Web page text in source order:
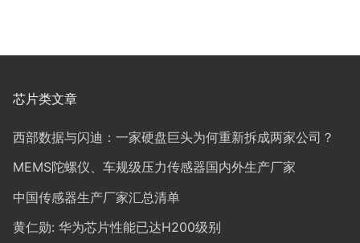
芯片类文章
西部数据与闪迪：一家硬盘巨头为何重新拆成两家公司？
MEMS陀螺仪、车规级压力传感器国内外生产厂家
中国传感器生产厂家汇总清单
黄仁勋: 华为芯片性能已达H200级别